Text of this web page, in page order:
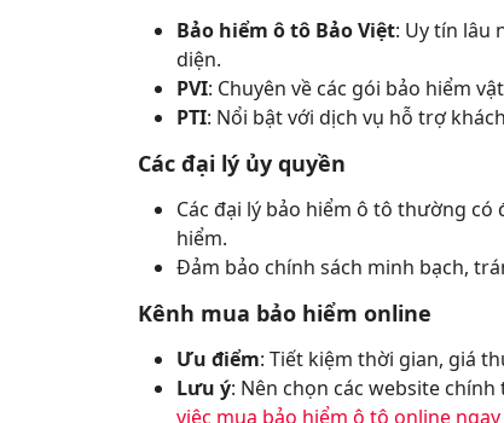
Bảo hiểm ô tô Bảo Việt: Uy tín lâu
diện.
PVI: Chuyên về các gói bảo hiểm
PTI: Nổi bật với dịch vụ hỗ trợ
Các đại lý ủy quyền
Các đại lý bảo hiểm ô tô thường
hiểm.
Đảm bảo chính sách minh bạch,
Kênh mua bảo hiểm online
Ưu điểm: Tiết kiệm thời gian, giá
Lưu ý: Nên chọn các website
việc mua bảo hiểm ô tô online